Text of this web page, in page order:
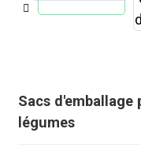
Sacs
légumes